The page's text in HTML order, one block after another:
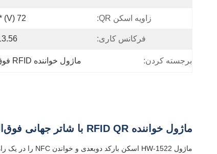
زاویه اسکن QR: 72 (V) * 56.5 (H)
فرکانس کاری: 13.56
برجسته کردن: ماژول خواننده RFID فوق العاده کوچک QR,ماژول خواننده RFID QR برای قفل درب
ماژول خواننده RFID QR با شاتر جهانی فوق‌العاده کوچک ISO/IEC 18092 NFC با رابط UART TTL برای قفل درب و پرداخت